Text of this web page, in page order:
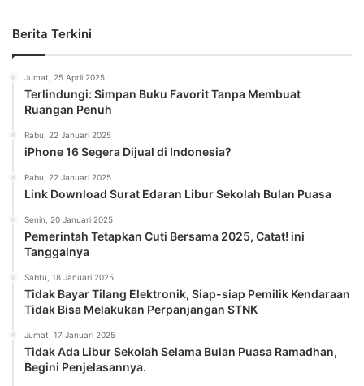
Berita Terkini
Jumat, 25 April 2025
Terlindungi: Simpan Buku Favorit Tanpa Membuat
Ruangan Penuh
Rabu, 22 Januari 2025
iPhone 16 Segera Dijual di Indonesia?
Rabu, 22 Januari 2025
Link Download Surat Edaran Libur Sekolah Bulan Puasa
Senin, 20 Januari 2025
Pemerintah Tetapkan Cuti Bersama 2025, Catat! ini
Tanggalnya
Sabtu, 18 Januari 2025
Tidak Bayar Tilang Elektronik, Siap-siap Pemilik Kendaraan
Tidak Bisa Melakukan Perpanjangan STNK
Jumat, 17 Januari 2025
Tidak Ada Libur Sekolah Selama Bulan Puasa Ramadhan,
Begini Penjelasannya.